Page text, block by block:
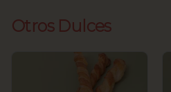
Otros Dulces